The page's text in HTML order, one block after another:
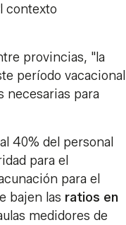
contexto
provincias, "la
período vacacional
necesarias para
al 40% del personal
para el
para el
bajen las ratios en
medidores de